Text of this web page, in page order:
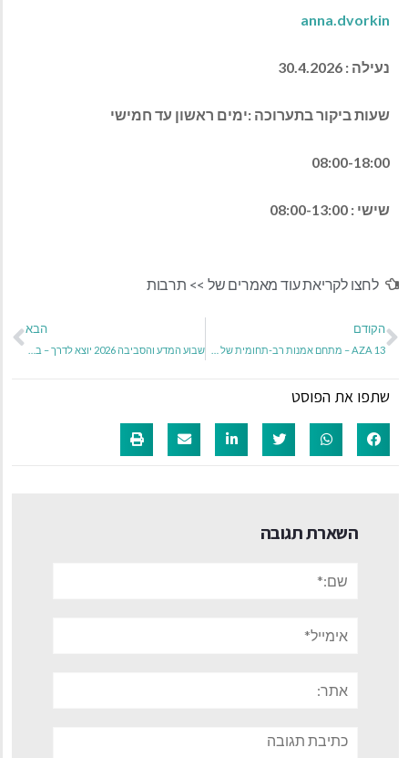
anna.dvorkin
נעילה : 30.4.2026
שעות ביקור בתערוכה :ימים ראשון עד חמישי
08:00-18:00
שישי : 08:00-13:00
לחצו לקריאת עוד מאמרים של >> תרבות
הקודם הבא
שתפו את הפוסט
השארת תגובה
תגובה